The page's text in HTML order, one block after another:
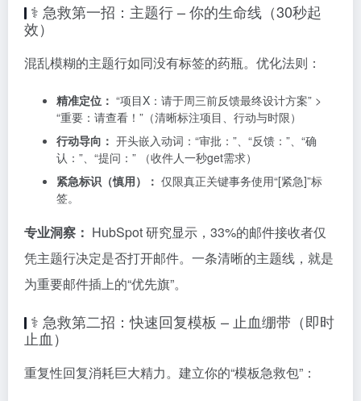
⚕️ 急救第一招：主题行 – 你的生命线（30秒起
效）
混乱模糊的主题行如同没有标签的药瓶。优化法则：
精准定位： “项目X：请于周三前反馈最终设计方案” >
“重要：请查看！”（清晰标注项目、行动与时限）
行动导向： 开头嵌入动词：“审批：”、“反馈：”、“确
认：”、“提问：” （收件人一秒get需求）
紧急标识（慎用）： 仅限真正关键事务使用“[紧急]”标
签。
专业洞察： HubSpot 研究显示，33%的邮件接收者仅
凭主题行决定是否打开邮件。一条清晰的主题线，就是
为重要邮件插上的“优先旗”。
⚕️ 急救第二招：快速回复模板 – 止血绷带（即时
止血）
重复性回复消耗巨大精力。建立你的“模板急救包”：